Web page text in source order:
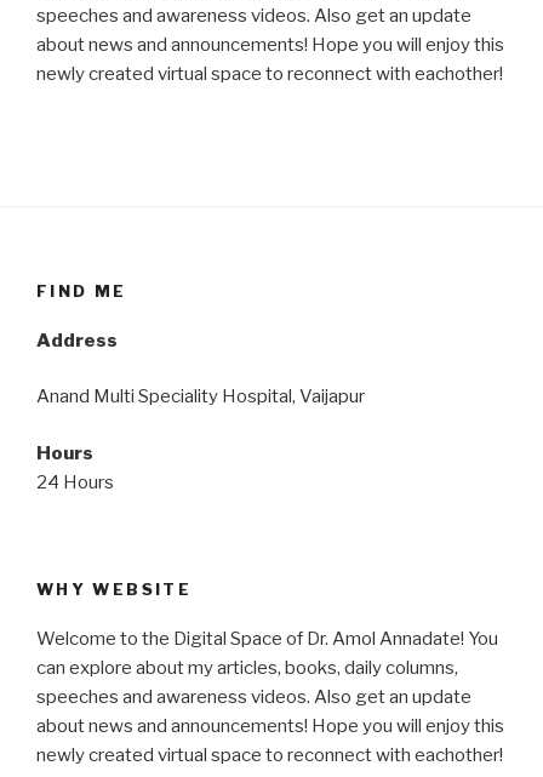
speeches and awareness videos. Also get an update
about news and announcements! Hope you will enjoy this
newly created virtual space to reconnect with eachother!
FIND ME
Address
Anand Multi Speciality Hospital, Vaijapur
Hours
24 Hours
WHY WEBSITE
Welcome to the Digital Space of Dr. Amol Annadate! You
can explore about my articles, books, daily columns,
speeches and awareness videos. Also get an update
about news and announcements! Hope you will enjoy this
newly created virtual space to reconnect with eachother!